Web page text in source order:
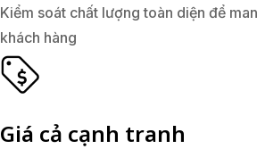
Kiểm soát chất lượng toàn diện để
khách hàng
Giá cả cạnh tranh